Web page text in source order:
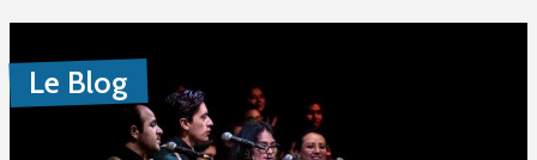
Le Blog